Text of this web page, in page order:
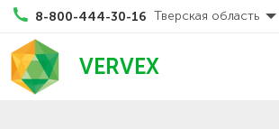
8-800-444-30-16 Тверская область
VERVEX